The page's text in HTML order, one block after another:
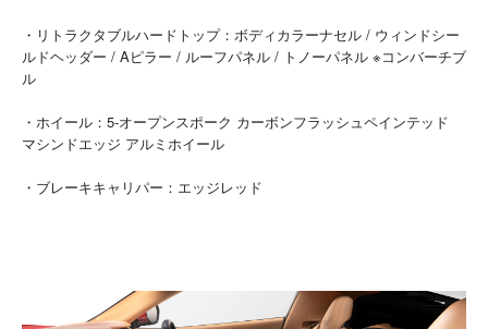
・リトラクタブルハードトップ：ボディカラーナセル / ウィンドシー
ルドヘッダー / Aピラー / ルーフパネル / トノーパネル ※コンバーチブ
ル
・ホイール：5-オープンスポーク カーボンフラッシュペインテッド
マシンドエッジ アルミホイール
・ブレーキキャリパー：エッジレッド